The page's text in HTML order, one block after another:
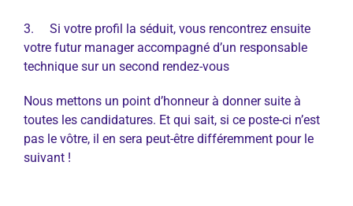
3. Si votre profil la séduit, vous rencontrez ensuite
votre futur manager accompagné d’un responsable
technique sur un second rendez-vous
Nous mettons un point d’honneur à donner suite à
toutes les candidatures. Et qui sait, si ce poste-ci n’est
pas le vôtre, il en sera peut-être différemment pour le
suivant !